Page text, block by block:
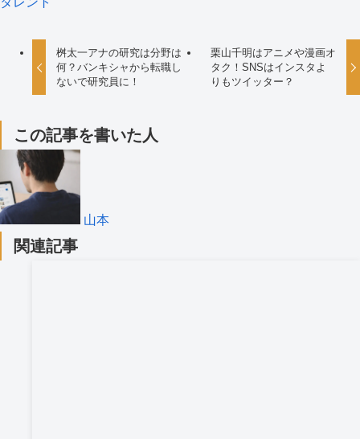
桝太一アナの研究は分野は
何？バンキシャから転職し
ないで研究員に！
栗山千明はアニメや漫画オ
タク！SNSはインスタよ
りもツイッター？
この記事を書いた人
山本
関連記事